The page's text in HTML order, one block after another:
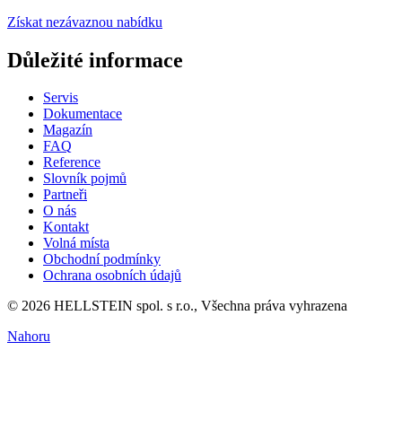
Získat nezávaznou nabídku
Důležité informace
Servis
Dokumentace
Magazín
FAQ
Reference
Slovník pojmů
Partneři
O nás
Kontakt
Volná místa
Obchodní podmínky
Ochrana osobních údajů
© 2026 HELLSTEIN spol. s r.o., Všechna práva vyhrazena
Nahoru